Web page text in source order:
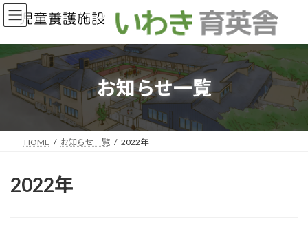
コ
ン
ン
ツ
プ
ナ
ビ
ー
シ
動
お知らせ一覧
HOME お知らせ一覧 2022年
2022年